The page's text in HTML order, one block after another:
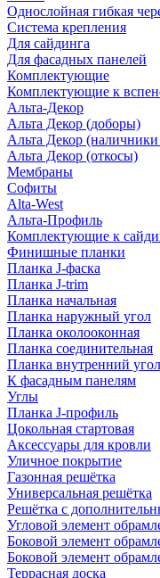
Однослойная гибкая
Система крепления
Для сайдинга
Для фасадных панелей
Комплектующие
Комплектующие к
Альта-Декор
Альта Декор (доборы)
Альта Декор
Альта Декор (откосы)
Мембраны
Софиты
Alta-West
Альта-Профиль
Комплектующие к
Финишные планки
Планка J-фаска
Планка J-trim
Планка начальная
Планка наружный угол
Планка околооконная
Планка соединительная
Планка внутренний угол
К фасадным панелям
Углы
Планка J-профиль
Цокольная стартовая
Аксессуары для кровли
Уличное покрытие
Газонная решётка
Универсальная решётка
Решётка с
Угловой элемент
Боковой элемент
Боковой элемент
Террасная доска